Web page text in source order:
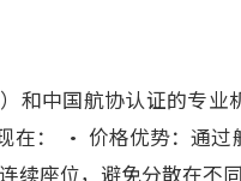
和中国航协认证的专
在： • 价格优势：通过
续座位，避免分散在不